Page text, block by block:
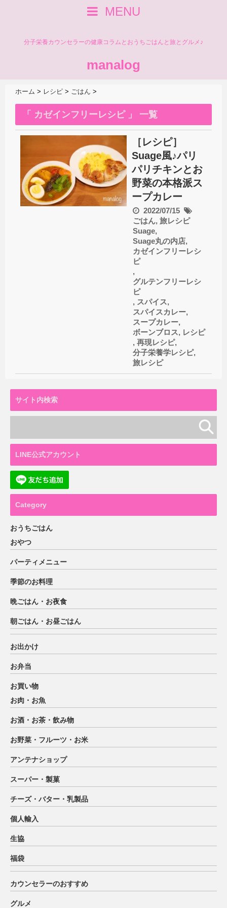
MENU
分子栄養カウンセラーの健康コラムとおうちごはんと旅とグルメ♪
manalog
ホーム > レシピ > ごはん >
「 カゼインフリーレシピ 」 一覧
［レシピ］
Suage風♪パリ
パリチキンとお
野菜の本格派ス
ープカレー
2022/07/15
ごはん, 旅レシピ
Suage,
Suage丸の内店,
カゼインフリーレシ
ピ
,
グルテンフリーレシ
ピ
, スパイス,
スパイスカレー,
スープカレー,
ボーンブロス, レシピ
, 再現レシピ,
分子栄養学レシピ,
旅レシピ
サイト内検索
LINE公式アカウント
Category
おうちごはん
おやつ
パーティメニュー
季節のお料理
晩ごはん・お夜食
朝ごはん・お昼ごはん
お出かけ
お弁当
お買い物
お肉・お魚
お酒・お茶・飲み物
お野菜・フルーツ・お米
アンテナショップ
スーパー・製菓
チーズ・バター・乳製品
個人輸入
生協
福袋
カウンセラーのおすすめ
グルメ